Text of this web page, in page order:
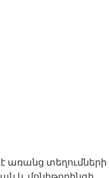
է առանց տեղումների